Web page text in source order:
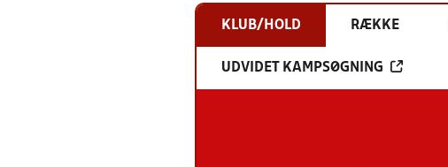
KLUB/HOLD RÆKKE
UDVIDET KAMPSØGNING